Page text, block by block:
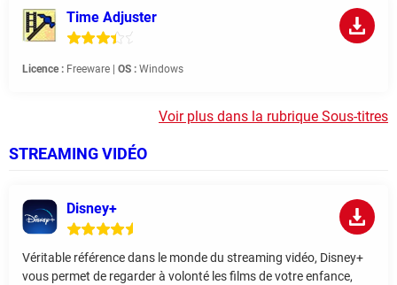
Time Adjuster
Licence : Freeware | OS : Windows
Voir plus dans la rubrique Sous-titres
STREAMING VIDÉO
Disney+
Véritable référence dans le monde du streaming vidéo, Disney+
vous permet de regarder à volonté les films de votre enfance,